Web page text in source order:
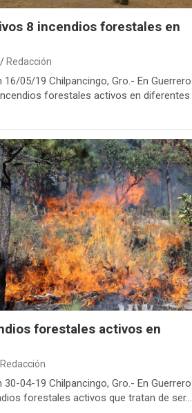
8 incendios forestales en
Redacción
16/05/19 Chilpancingo, Gro.- En Guerrero
forestales activos en diferentes
forestales activos en
Redacción
30-04-19 Chilpancingo, Gro.- En Guerrero
forestales activos que tratan de ser…